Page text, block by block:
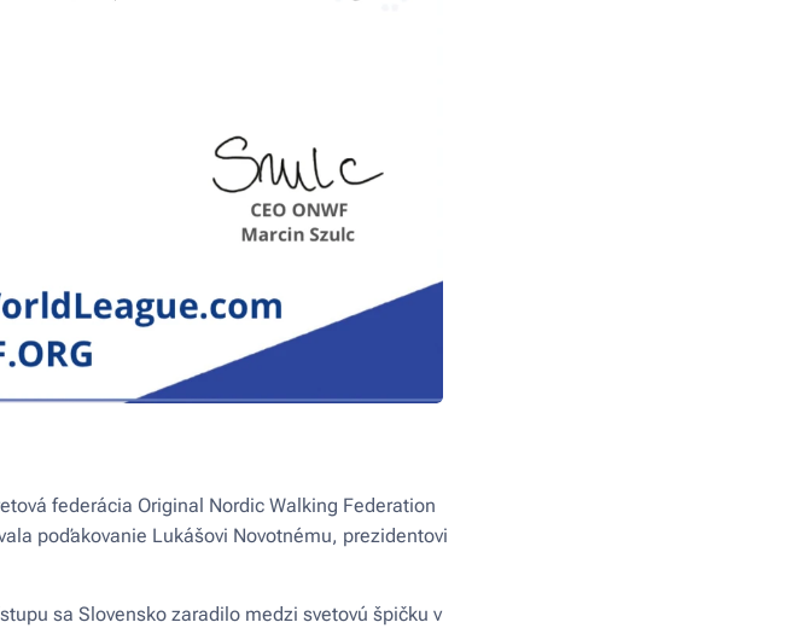
federácia Original Nordic Walking Federation
poďakovanie Lukášovi Novotnému, prezidentovi
sa Slovensko zaradilo medzi svetovú špičku v